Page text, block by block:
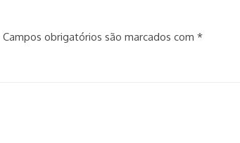
Campos obrigatórios são marcados com *